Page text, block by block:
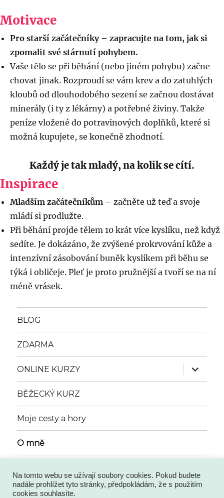
Motivace
Pro starší začátečníky – zapracujte na tom, jak si
zpomalit své stárnutí pohybem.
Vaše tělo se při běhání (nebo jiném pohybu) začne
chovat jinak. Rozproudí se vám krev a do zatuhlých
kloubů od dlouhodobého sezení se začnou dostávat
minerály (i ty z lékárny) a potřebné živiny. Takže
peníze vložené do potravinových doplňků, které si
možná kupujete, se konečně zhodnotí.
Každý je tak mladý, na kolik se cítí.
Inspirace
Mladším začátečníkům – začněte už teď a svoje
mládí si prodlužte.
Při běhání projde tělem 10 krát více kyslíku, než když
sedíte. Je dokázáno, že zvýšené prokrvování kůže a
intenzívní zásobování buněk kyslíkem při běhu se
týká i obličeje. Pleť je proto pružnější a tvoří se na ní
méně vrásek.
BLOG
ZDARMA
ONLINE KURZY
Zobrazit
položky
BĚŽECKÝ KURZ
Moje cesty a hory
O mně
Instagram
PinterestFacebook
Na tomto webu se užívají soubory cookies. Pokud budete
nadále prohlížet tyto stránky, předpokládám, že s použitím
cookies souhlasíte.